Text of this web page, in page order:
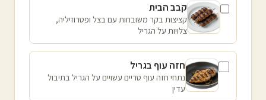
קבב הבית
קציצות בקר משובחות עם בצל ופטרוזיליה,
צלויות על הגריל
חזה עוף בגריל
נתחי חזה עוף טריים עשויים על הגריל בתיבול
עדין